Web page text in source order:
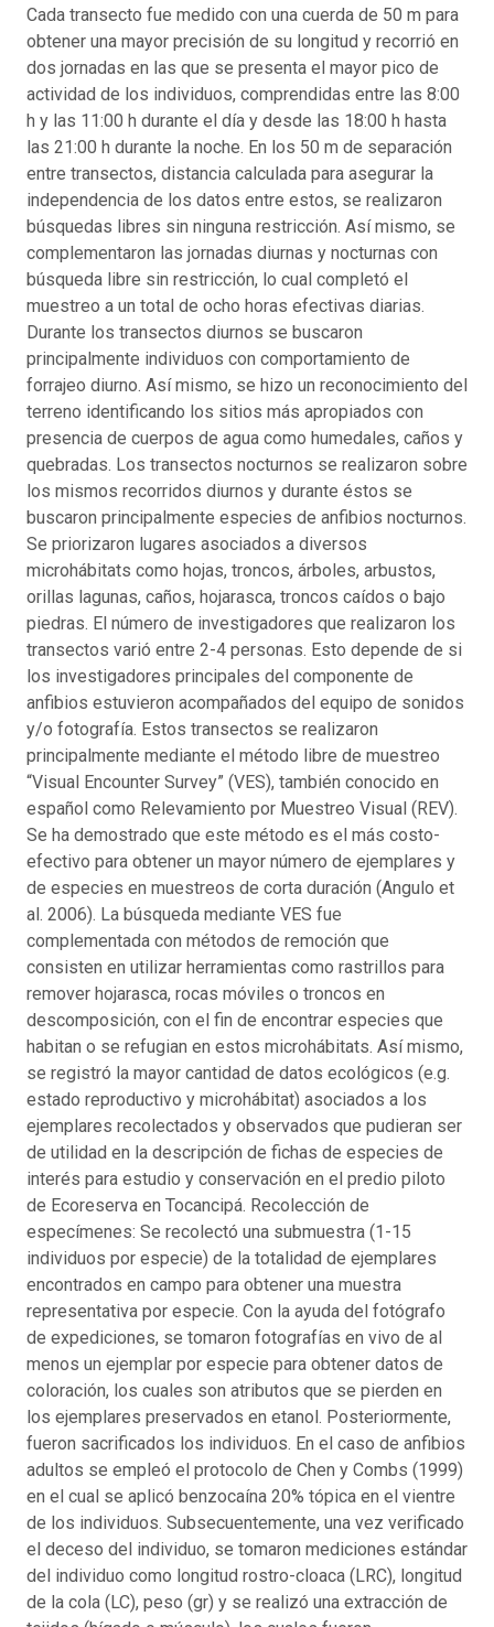
Cada transecto fue medido con una cuerda de 50 m para
obtener una mayor precisión de su longitud y recorrió en
dos jornadas en las que se presenta el mayor pico de
actividad de los individuos, comprendidas entre las 8:00
h y las 11:00 h durante el día y desde las 18:00 h hasta
las 21:00 h durante la noche. En los 50 m de separación
entre transectos, distancia calculada para asegurar la
independencia de los datos entre estos, se realizaron
búsquedas libres sin ninguna restricción. Así mismo, se
complementaron las jornadas diurnas y nocturnas con
búsqueda libre sin restricción, lo cual completó el
muestreo a un total de ocho horas efectivas diarias.
Durante los transectos diurnos se buscaron
principalmente individuos con comportamiento de
forrajeo diurno. Así mismo, se hizo un reconocimiento del
terreno identificando los sitios más apropiados con
presencia de cuerpos de agua como humedales, caños y
quebradas. Los transectos nocturnos se realizaron sobre
los mismos recorridos diurnos y durante éstos se
buscaron principalmente especies de anfibios nocturnos.
Se priorizaron lugares asociados a diversos
microhábitats como hojas, troncos, árboles, arbustos,
orillas lagunas, caños, hojarasca, troncos caídos o bajo
piedras. El número de investigadores que realizaron los
transectos varió entre 2-4 personas. Esto depende de si
los investigadores principales del componente de
anfibios estuvieron acompañados del equipo de sonidos
y/o fotografía. Estos transectos se realizaron
principalmente mediante el método libre de muestreo
“Visual Encounter Survey” (VES), también conocido en
español como Relevamiento por Muestreo Visual (REV).
Se ha demostrado que este método es el más costo-
efectivo para obtener un mayor número de ejemplares y
de especies en muestreos de corta duración (Angulo et
al. 2006). La búsqueda mediante VES fue
complementada con métodos de remoción que
consisten en utilizar herramientas como rastrillos para
remover hojarasca, rocas móviles o troncos en
descomposición, con el fin de encontrar especies que
habitan o se refugian en estos microhábitats. Así mismo,
se registró la mayor cantidad de datos ecológicos (e.g.
estado reproductivo y microhábitat) asociados a los
ejemplares recolectados y observados que pudieran ser
de utilidad en la descripción de fichas de especies de
interés para estudio y conservación en el predio piloto
de Ecoreserva en Tocancipá. Recolección de
especímenes: Se recolectó una submuestra (1-15
individuos por especie) de la totalidad de ejemplares
encontrados en campo para obtener una muestra
representativa por especie. Con la ayuda del fotógrafo
de expediciones, se tomaron fotografías en vivo de al
menos un ejemplar por especie para obtener datos de
coloración, los cuales son atributos que se pierden en
los ejemplares preservados en etanol. Posteriormente,
fueron sacrificados los individuos. En el caso de anfibios
adultos se empleó el protocolo de Chen y Combs (1999)
en el cual se aplicó benzocaína 20% tópica en el vientre
de los individuos. Subsecuentemente, una vez verificado
el deceso del individuo, se tomaron mediciones estándar
del individuo como longitud rostro-cloaca (LRC), longitud
de la cola (LC), peso (gr) y se realizó una extracción de